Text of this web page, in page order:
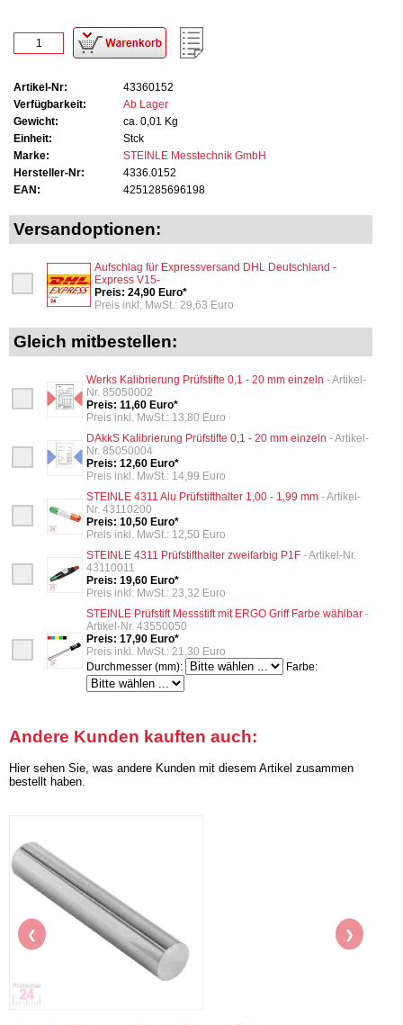
Artikel-Nr:
43360152
Verfügbarkeit:
Ab Lager
Gewicht:
ca. 0,01 Kg
Einheit:
Stck
Marke:
STEINLE Messtechnik GmbH
Hersteller-Nr:
4336.0152
EAN:
4251285696198
Versandoptionen:
Aufschlag für Expressversand DHL Deutschland -
Express V15-
Preis: 24,90 Euro*
Preis inkl. MwSt.: 29,63 Euro
Gleich mitbestellen:
Werks Kalibrierung Prüfstifte 0,1 - 20 mm einzeln - Artikel-
Nr. 85050002
Preis: 11,60 Euro*
Preis inkl. MwSt.: 13,80 Euro
DAkkS Kalibrierung Prüfstifte 0,1 - 20 mm einzeln - Artikel-
Nr. 85050004
Preis: 12,60 Euro*
Preis inkl. MwSt.: 14,99 Euro
STEINLE 4311 Alu Prüfstifthalter 1,00 - 1,99 mm - Artikel-
Nr. 43110200
Preis: 10,50 Euro*
Preis inkl. MwSt.: 12,50 Euro
STEINLE 4311 Prüfstifthalter zweifarbig P1F - Artikel-Nr.
43110011
Preis: 19,60 Euro*
Preis inkl. MwSt.: 23,32 Euro
STEINLE Prüfstift Messstift mit ERGO Griff Farbe wählbar -
Artikel-Nr. 43550050
Preis: 17,90 Euro*
Preis inkl. MwSt.: 21,30 Euro
Durchmesser (mm):
Farbe:
Andere Kunden kauften auch:
Hier sehen Sie, was andere Kunden mit diesem Artikel zusammen
bestellt haben.
❮ ❯